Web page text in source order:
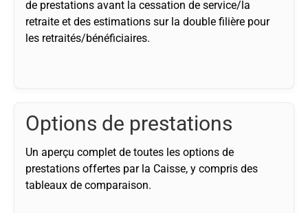
de prestations avant la cessation de service/la
retraite et des estimations sur la double filière pour
les retraités/bénéficiaires.
Options de prestations
Un aperçu complet de toutes les options de
prestations offertes par la Caisse, y compris des
tableaux de comparaison.